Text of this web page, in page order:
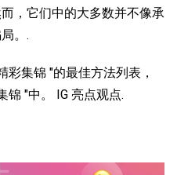
，它们中的大多数并不像承
。.
彩集锦 "的最佳方法列表，
锦 "中。
IG 亮点观点.